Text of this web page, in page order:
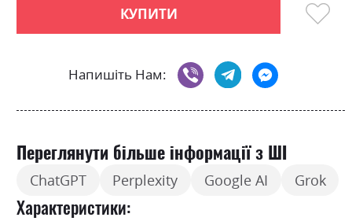
КУПИТИ
Напишіть Нам:
Переглянути більше інформації з ШІ
ChatGPT Perplexity Google AI Grok
Характеристики